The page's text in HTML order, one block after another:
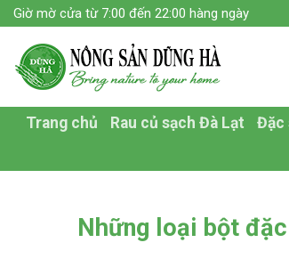
Skip
to
content
Giờ mờ cửa từ 7:00 đến 22:00 hàng ngày
Trang chủ Rau củ sạch Đà Lạt Đặc
Những loại bột